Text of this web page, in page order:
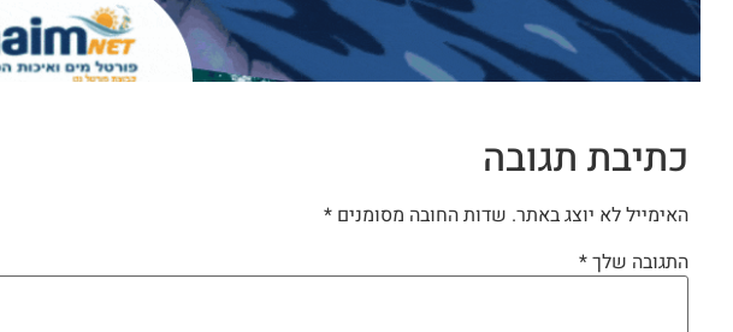
כתיבת תגובה
האימייל לא יוצג באתר. שדות החובה מסומנים *
התגובה שלך*